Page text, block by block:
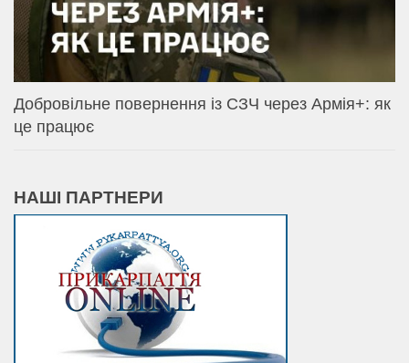
Добровільне повернення із СЗЧ через Армія+: як
це працює
НАШІ ПАРТНЕРИ